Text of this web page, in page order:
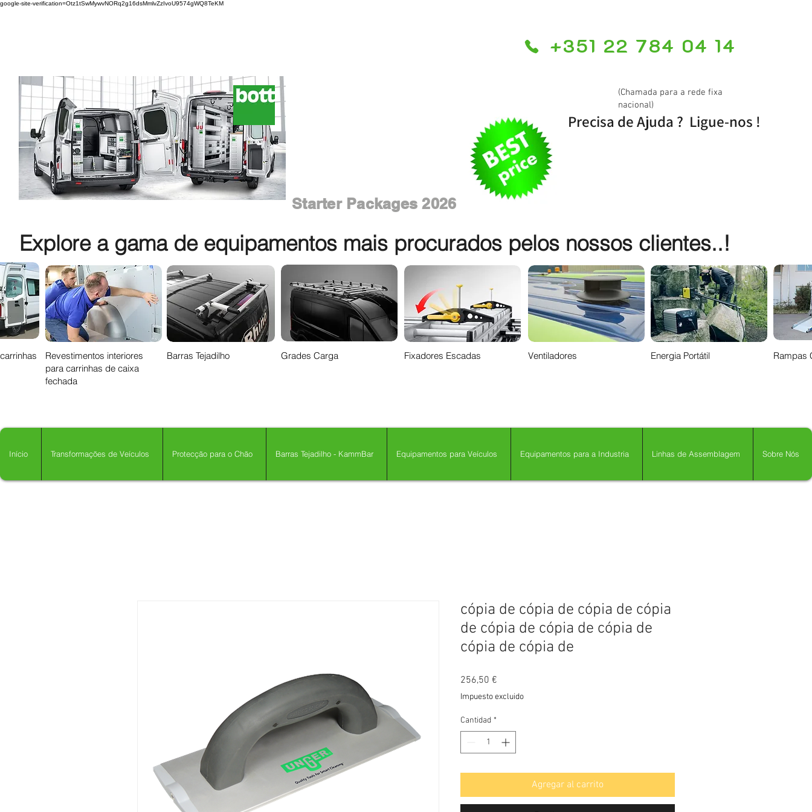
google-site-verification=Otz1tSwMywvNORq2g16dsMmlvZzIvoU9574gWQ8TeKM
+351 22 784 04 14
Starter Packages 2026
(Chamada para a rede fixa
nacional)
Precisa de Ajuda ? Ligue-nos !
Explore a gama de equipamentos mais procurados pelos nossos clientes..!
Revestimentos interiores
para carrinhas de caixa
fechada
Barras Tejadilho Grades Carga Fixadores Escadas Ventiladores Energia Portátil Rampas
Início Transformações de Veículos Protecção para o Chão Barras Tejadilho - KammBar Equipamentos para Veículos Equipamentos para a Industria Linhas de Assemblagem Sobre Nós
cópia de cópia de cópia de cópia
de cópia de cópia de cópia de
cópia de cópia de
256,50 €
Impuesto excluido
Cantidad *
Agregar al carrito